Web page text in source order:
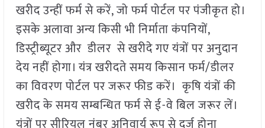
खरीद उन्हीं फर्म से करें, जो फर्म पोर्टल पर पंजीकृत हो।
इसके अलावा अन्य किसी भी निर्माता कंपनियों,
डिस्ट्रीब्यूटर और डीलर से खरीदे गए यंत्रों पर अनुदान
देय नहीं होगा। यंत्र खरीदते समय किसान फर्म/डीलर
का विवरण पोर्टल पर जरूर फीड करें। कृषि यंत्रों की
खरीद के समय सम्बन्धित फर्म से ई-वे बिल जरूर लें।